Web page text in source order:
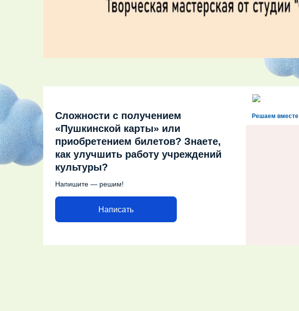
Решаем вместе
Сложности с получением
«Пушкинской карты» или
приобретением билетов? Знаете,
как улучшить работу учреждений
культуры?
Напишите — решим!
Написать